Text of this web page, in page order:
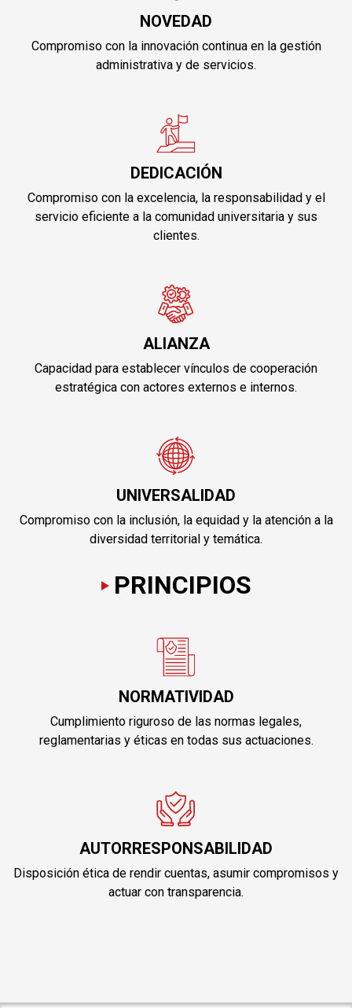
NOVEDAD
Compromiso con la innovación continua en la gestión
administrativa y de servicios.
DEDICACIÓN
Compromiso con la excelencia, la responsabilidad y el
servicio eficiente a la comunidad universitaria y sus
clientes.
ALIANZA
Capacidad para establecer vínculos de cooperación
estratégica con actores externos e internos.
UNIVERSALIDAD
Compromiso con la inclusión, la equidad y la atención a la
diversidad territorial y temática.
PRINCIPIOS
NORMATIVIDAD
Cumplimiento riguroso de las normas legales,
reglamentarias y éticas en todas sus actuaciones.
AUTORRESPONSABILIDAD
Disposición ética de rendir cuentas, asumir compromisos y
actuar con transparencia.